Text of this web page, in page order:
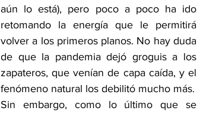
aún lo está), pero poco a poco ha ido
retomando la energía que le permitirá
volver a los primeros planos. No hay duda
de que la pandemia dejó groguis a los
zapateros, que venían de capa caída, y el
fenómeno natural los debilitó mucho más.
Sin embargo, como lo último que se